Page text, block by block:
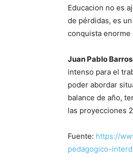
Educacion no es
de pérdidas, es
conquista enorme
Juan Pablo Barros
intenso para el
poder abordar
balance de año,
las proyecciones
Fuente: https://
pedagogico-